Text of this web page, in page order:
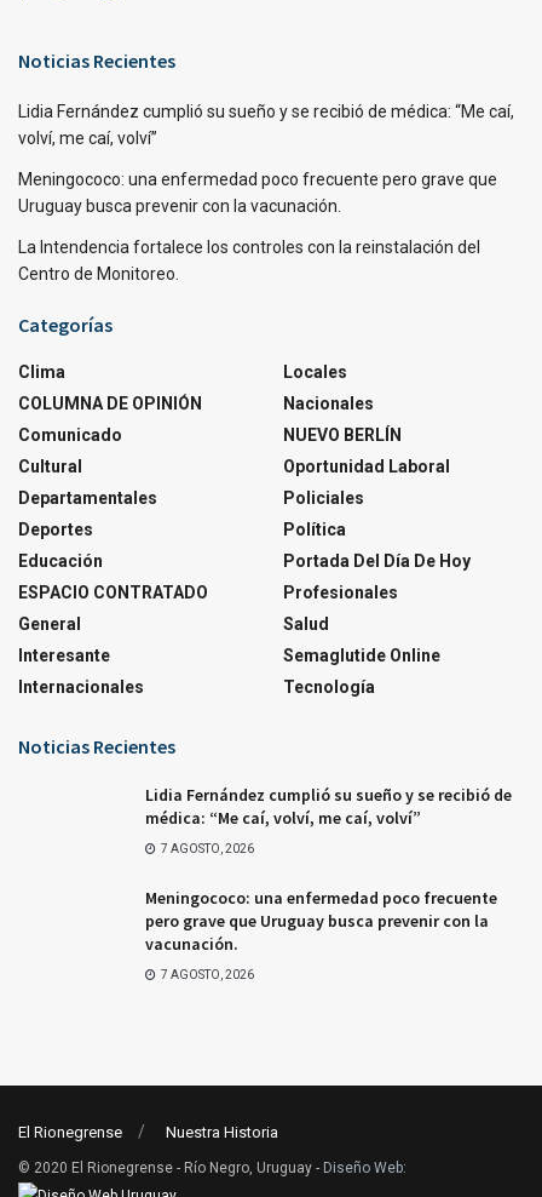
Noticias Recientes
Lidia Fernández cumplió su sueño y se recibió de médica: “Me caí,
volví, me caí, volví”
Meningococo: una enfermedad poco frecuente pero grave que
Uruguay busca prevenir con la vacunación.
La Intendencia fortalece los controles con la reinstalación del
Centro de Monitoreo.
Categorías
Clima
COLUMNA DE OPINIÓN
Comunicado
Cultural
Departamentales
Deportes
Educación
ESPACIO CONTRATADO
General
Interesante
Internacionales
Locales
Nacionales
NUEVO BERLÍN
Oportunidad Laboral
Policiales
Política
Portada Del Día De Hoy
Profesionales
Salud
Semaglutide Online
Tecnología
Noticias Recientes
Lidia Fernández cumplió su sueño y se recibió de
médica: “Me caí, volví, me caí, volví”
7 AGOSTO, 2026
Meningococo: una enfermedad poco frecuente
pero grave que Uruguay busca prevenir con la
vacunación.
7 AGOSTO, 2026
El Rionegrense Nuestra Historia
© 2020 El Rionegrense - Río Negro, Uruguay - Diseño Web: